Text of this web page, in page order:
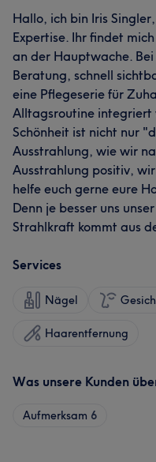
Hallo, ich bin Iris
Expertise. Ihr findet
an der Hauptwache.
Beratung, schnell
eine Pflegeserie für
Alltagsroutine integriert
Schönheit ist nicht nur
Ausstrahlung, wie wir
Ausstrahlung positiv,
helfe euch gerne eure
Denn je besser uns
Strahlkraft kommt aus
Services
Nägel
Haarentfernung
Was unsere Kunden
Aufmerksam 6